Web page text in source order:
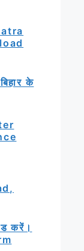
के
करें।